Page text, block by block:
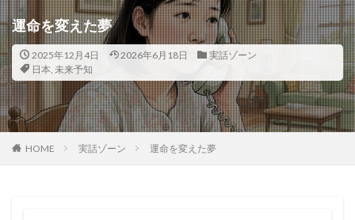
運命を変えた夢
2025年12月4日 2026年6月18日
実話ゾーン
日本, 未来予知
HOME 実話ゾーン 運命を変えた夢